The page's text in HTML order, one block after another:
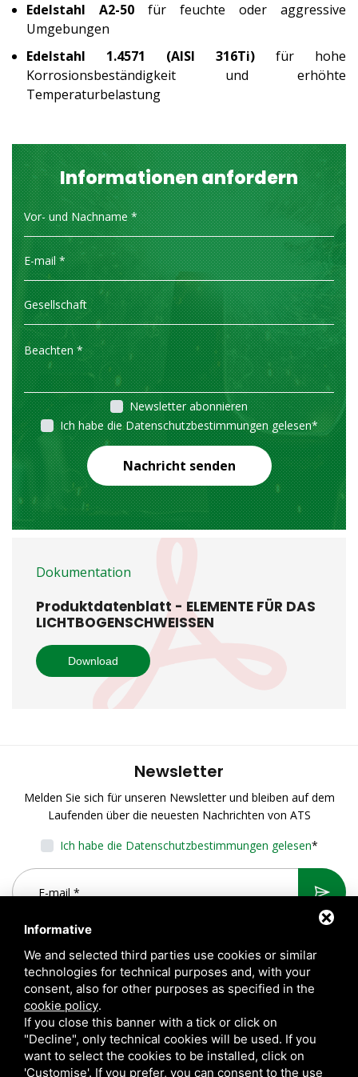
Edelstahl A2-50 für feuchte oder aggressive
Umgebungen
Edelstahl 1.4571 (AISI 316Ti) für hohe
Korrosionsbeständigkeit und erhöhte
Temperaturbelastung
Informationen anfordern
Newsletter abonnieren
Ich habe die Datenschutzbestimmungen gelesen*
Nachricht senden
Dokumentation
Produktdatenblatt - ELEMENTE FÜR DAS
LICHTBOGENSCHWEISSEN
Download
Newsletter
Melden Sie sich für unseren Newsletter und bleiben auf dem
Laufenden über die neuesten Nachrichten von ATS
Ich habe die Datenschutzbestimmungen gelesen*
A.T.S. S.r.l. Via del Mangano, 4/A 40023 Castel Guelfo di Bologna
Informative
We and selected third parties use cookies or similar
technologies for technical purposes and, with your
consent, also for other purposes as specified in the
cookie policy.
If you close this banner with a tick or click on
"Decline", only technical cookies will be used. If you
want to select the cookies to be installed, click on
'Customise'. If you prefer, you can consent to the use